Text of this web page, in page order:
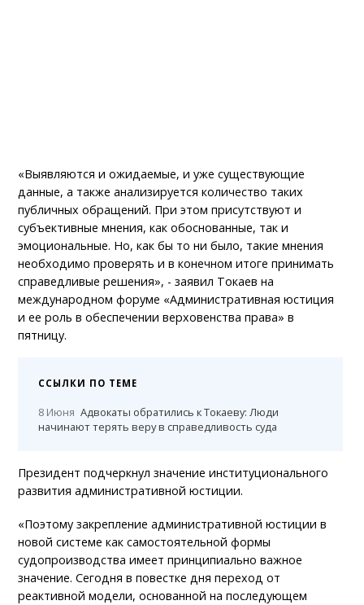
«Выявляются и ожидаемые, и уже существующие
данные, а также анализируется количество таких
публичных обращений. При этом присутствуют и
субъективные мнения, как обоснованные, так и
эмоциональные. Но, как бы то ни было, такие мнения
необходимо проверять и в конечном итоге принимать
справедливые решения», - заявил Токаев на
международном форуме «Административная юстиция
и ее роль в обеспечении верховенства права» в
пятницу.
ССЫЛКИ ПО ТЕМЕ
8 Июня Адвокаты обратились к Токаеву: Люди
начинают терять веру в справедливость суда
Президент подчеркнул значение институционального
развития административной юстиции.
«Поэтому закрепление административной юстиции в
новой системе как самостоятельной формы
судопроизводства имеет принципиально важное
значение. Сегодня в повестке дня переход от
реактивной модели, основанной на последующем